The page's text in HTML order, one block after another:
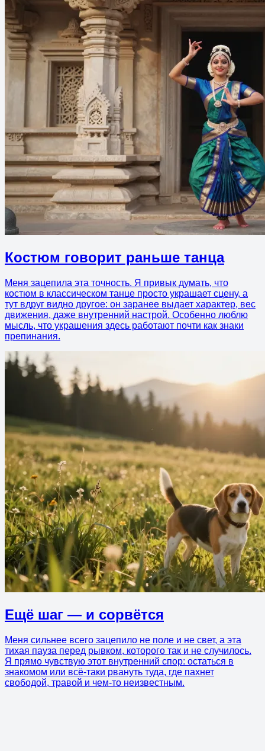
Костюм говорит раньше танца
Меня зацепила эта точность. Я привык думать, что
костюм в классическом танце просто украшает сцену, а
тут вдруг видно другое: он заранее выдает характер, вес
движения, даже внутренний настрой. Особенно люблю
мысль, что украшения здесь работают почти как знаки
препинания.
Ещё шаг — и сорвётся
Меня сильнее всего зацепило не поле и не свет, а эта
тихая пауза перед рывком, которого так и не случилось.
Я прямо чувствую этот внутренний спор: остаться в
знакомом или всё-таки рвануть туда, где пахнет
свободой, травой и чем-то неизвестным.